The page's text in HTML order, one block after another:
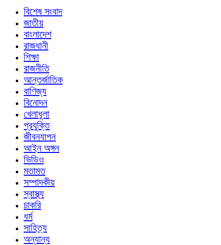
বিশেষ সংবাদ
জাতীয়
বাংলাদেশ
রাজধানী
শিক্ষা
রাজনীতি
আন্তর্জাতিক
বাণিজ্য
বিনোদন
খেলাধুলা
প্রযুক্তি
জীবনযাপন
আইন অঙ্গন
ভিডিও
মতামত
সম্পাদকীয়
স্বাস্থ্য
চাকরি
ধর্ম
সাহিত্য
অন্যান্য